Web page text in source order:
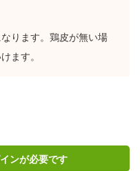
ります。鶏皮が無い場
ます。
ンが必要です